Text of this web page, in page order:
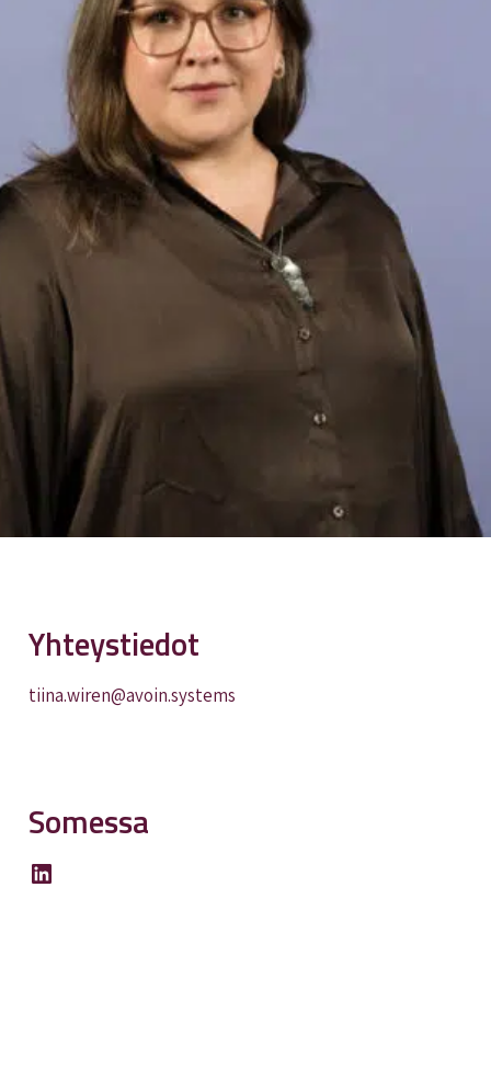
Yhteystiedot
tiina.wiren@avoin.systems
Somessa
LinkedIn